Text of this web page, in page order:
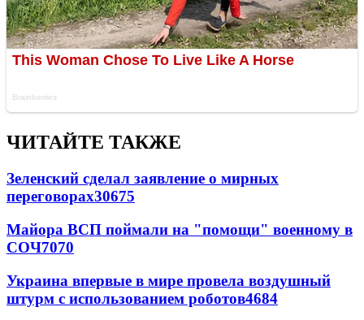
ЧИТАЙТЕ ТАКЖЕ
Зеленский сделал заявление о мирных
переговорах30675
Майора ВСП поймали на "помощи" военному в
СОЧ7070
Украина впервые в мире провела воздушный
штурм с использованием роботов4684